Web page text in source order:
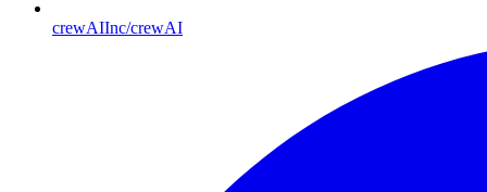
crewAIInc/crewAI